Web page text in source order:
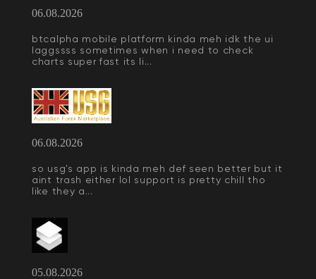
06.08.2026
btcalpha mobile platform kinda meh idk the ui
laggssss sometimes when i need to check
charts super fast its li...
06.08.2026
so usg's app is kinda meh def seen better but it
aint trash either lol support is pretty chill tho
like they a...
05.08.2026